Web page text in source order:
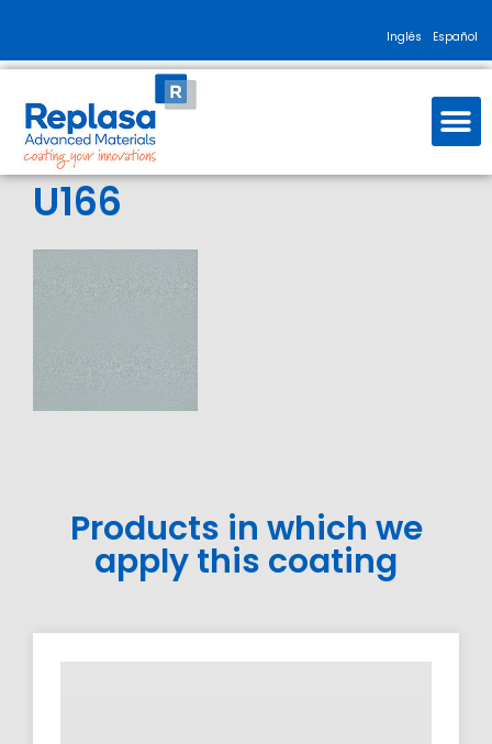
Inglés Español
U166
Products in which we
apply this coating